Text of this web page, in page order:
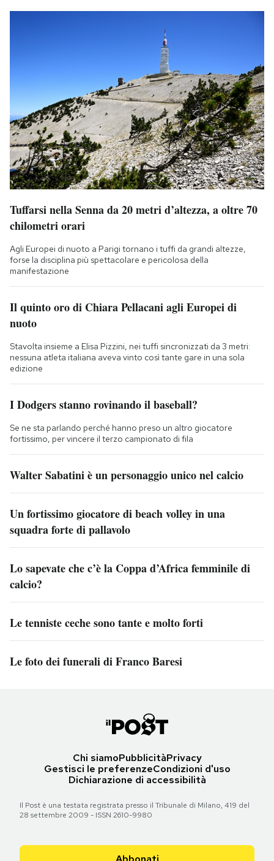
Tuffarsi nella Senna da 20 metri d’altezza, a oltre 70
chilometri orari
Agli Europei di nuoto a Parigi tornano i tuffi da grandi altezze,
forse la disciplina più spettacolare e pericolosa della
manifestazione
Il quinto oro di Chiara Pellacani agli Europei di
nuoto
Stavolta insieme a Elisa Pizzini, nei tuffi sincronizzati da 3 metri:
nessuna atleta italiana aveva vinto così tante gare in una sola
edizione
I Dodgers stanno rovinando il baseball?
Se ne sta parlando perché hanno preso un altro giocatore
fortissimo, per vincere il terzo campionato di fila
Walter Sabatini è un personaggio unico nel calcio
Un fortissimo giocatore di beach volley in una
squadra forte di pallavolo
Lo sapevate che c’è la Coppa d’Africa femminile di
calcio?
Le tenniste ceche sono tante e molto forti
Le foto dei funerali di Franco Baresi
Chi siamoPubblicitàPrivacy
Gestisci le preferenzeCondizioni d'uso
Dichiarazione di accessibilità
Il Post è una testata registrata presso il Tribunale di Milano, 419 del
28 settembre 2009 - ISSN 2610-9980